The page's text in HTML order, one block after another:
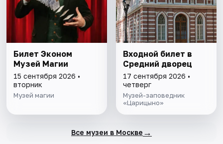
Билет Эконом
Музей Магии
15 сентября 2026 •
вторник
Музей магии
Входной билет в
Средний дворец
17 сентября 2026 •
четверг
Музей-заповедник
«Царицыно»
Все музеи в Москве →